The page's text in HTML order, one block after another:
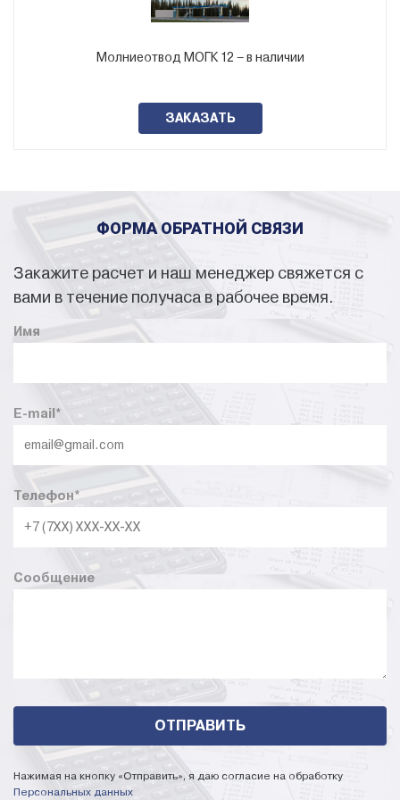
В наличии более 10 000 изделий. Полный перечень
Молниеотвод МОГК 12 – в наличии
ЗАКАЗАТЬ
ФОРМА ОБРАТНОЙ СВЯЗИ
Закажите расчет и наш менеджер свяжется с
вами в течение получаса в рабочее время.
Имя
E-mail *
Телефон*
Сообщение
Нажимая на кнопку «Отправить», я даю согласие на обработку
Персональных данных